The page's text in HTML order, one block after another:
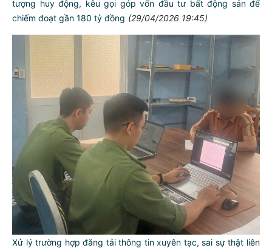
tượng huy động, kêu gọi góp vốn đầu tư bất động sản để
chiếm đoạt gần 180 tỷ đồng (29/04/2026 19:45)
Xử lý trường hợp đăng tải thông tin xuyên tạc, sai sự thật liên